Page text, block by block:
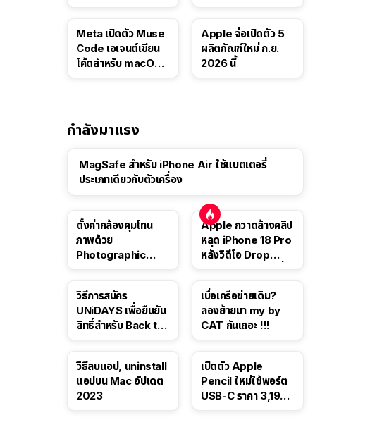
Meta เปิดตัว Muse
Code เอเจนต์เขียน
โค้ดสำหรับ macOS
Apple จ่อเปิดตัว 5
ผลิตภัณฑ์ใหม่ ก.ย.
2026 นี้
กำลังมาแรง
MagSafe สำหรับ iPhone Air ใช้แบตเตอรี่
ประเภทเดียวกับตัวเครื่อง
ตั้งค่ากล้องคุมโทน
ภาพด้วย
Photographic
Apple กวาดล้างคลิป
หลุด iPhone 18 Pro
หลังวิดีโอ Drop
วิธีการสมัคร
UNiDAYS เพื่อยืนยัน
สิทธิ์สำหรับ Back to
เบื่อเครือข่ายเดิม?
ลองย้ายมา my by
CAT กันเถอะ !!!
วิธีลบแอป, uninstall
แอปบน Mac อัปเดต
2023
เปิดตัว Apple
Pencil ใหม่ใช้พอร์ต
USB-C ราคา 3,190